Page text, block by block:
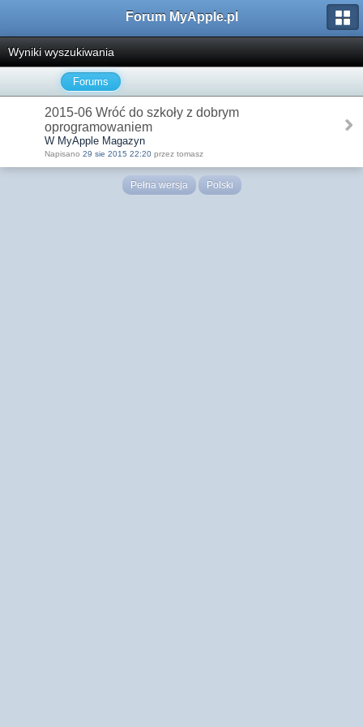
Forum MyApple.pl
Wyniki wyszukiwania
Forums
2015-06 Wróć do szkoły z dobrym
oprogramowaniem
W MyApple Magazyn
Napisano 29 sie 2015 22:20 przez tomasz
Pełna wersja Polski